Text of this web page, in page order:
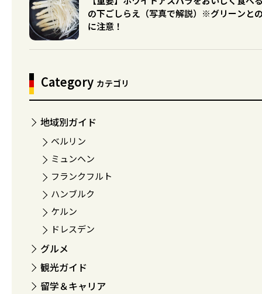
の下ごしらえ（写真で解説）※グリーンと
に注意！
Category カテゴリ
地域別ガイド
ベルリン
ミュンヘン
フランクフルト
ハンブルク
ケルン
ドレスデン
グルメ
観光ガイド
留学＆キャリア